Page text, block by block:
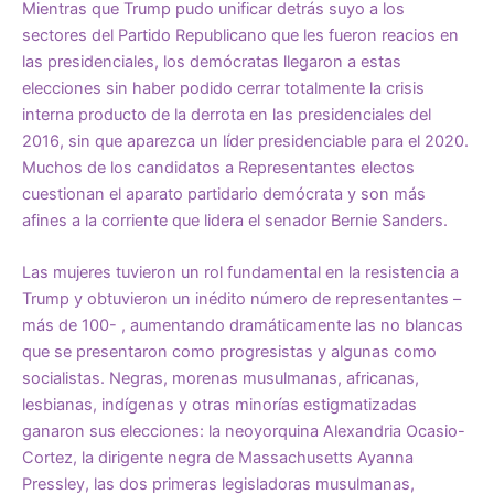
Mientras que Trump pudo unificar detrás suyo a los
sectores del Partido Republicano que les fueron reacios en
las presidenciales, los demócratas llegaron a estas
elecciones sin haber podido cerrar totalmente la crisis
interna producto de la derrota en las presidenciales del
2016, sin que aparezca un líder presidenciable para el 2020.
Muchos de los candidatos a Representantes electos
cuestionan el aparato partidario demócrata y son más
afines a la corriente que lidera el senador Bernie Sanders.
Las mujeres tuvieron un rol fundamental en la resistencia a
Trump y obtuvieron un inédito número de representantes –
más de 100- , aumentando dramáticamente las no blancas
que se presentaron como progresistas y algunas como
socialistas. Negras, morenas musulmanas, africanas,
lesbianas, indígenas y otras minorías estigmatizadas
ganaron sus elecciones: la neoyorquina Alexandria Ocasio-
Cortez, la dirigente negra de Massachusetts Ayanna
Pressley, las dos primeras legisladoras musulmanas,